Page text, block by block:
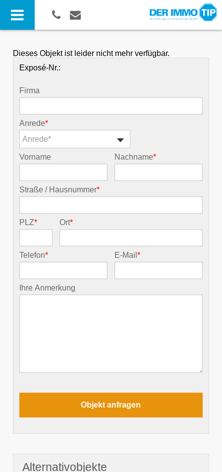
Dieses Objekt ist leider nicht mehr verfügbar.
Exposé-Nr.:
Firma
Anrede*
Anrede*
Vorname Nachname*
Straße / Hausnummer*
PLZ* Ort*
Telefon* E-Mail*
Ihre Anmerkung
Alternativobjekte